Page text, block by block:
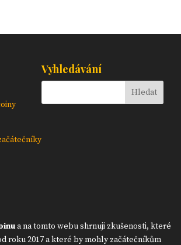
Vyhledávání
a na tomto webu shrnuji zkušenosti, které
roku 2017 a které by mohly začátečníkům